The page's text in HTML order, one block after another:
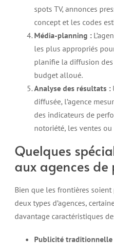
spots TV, annonces
concept et les codes
Média-planning :
les plus appropriés
planifie la diffusion
budget alloué.
Analyse des résultats :
diffusée, l’agence
des indicateurs de
notoriété, les ventes
Quelques
aux agences de
Bien que les frontières
deux types d’agences,
davantage caractéristiques
Publicité traditionnelle